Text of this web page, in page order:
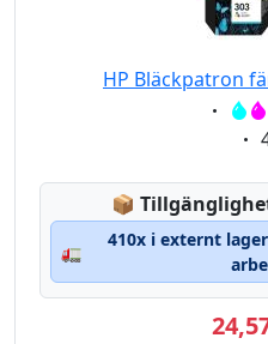
HP Bläckpatron
📦 Lagerstatus:
🚛
410x i externt